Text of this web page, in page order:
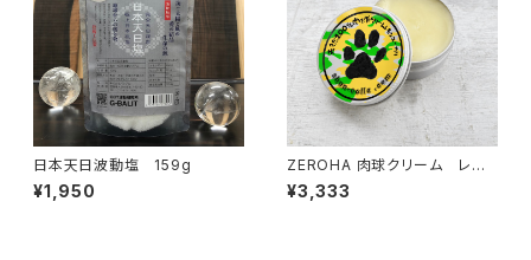
日本天日波動塩 159g
¥1,950
ZEROHA 肉球クリーム レモ
ンユーカリの香りタイプ 犬猫
用 約33g
¥3,333